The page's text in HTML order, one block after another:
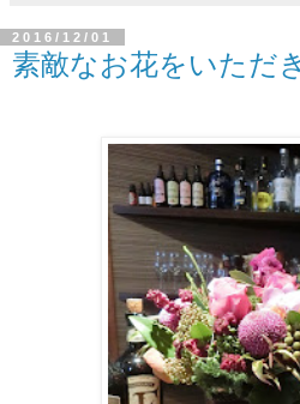
2016/12/01
素敵なお花をいただ